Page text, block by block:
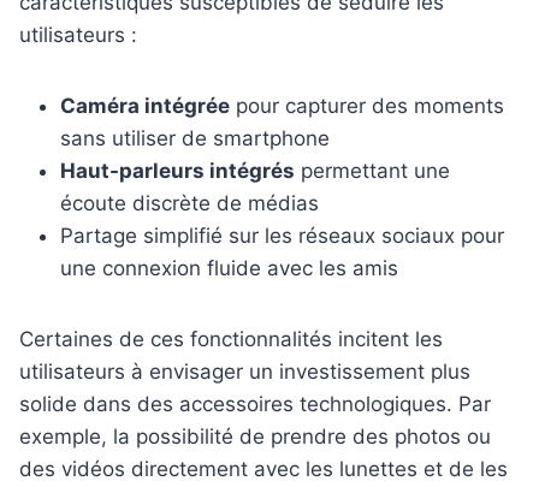
utilisateurs :
Caméra intégrée pour capturer des moments
sans utiliser de smartphone
Haut-parleurs intégrés permettant une
écoute discrète de médias
Partage simplifié sur les réseaux sociaux pour
une connexion fluide avec les amis
Certaines de ces fonctionnalités incitent les
utilisateurs à envisager un investissement plus
solide dans des accessoires technologiques. Par
exemple, la possibilité de prendre des photos ou
des vidéos directement avec les lunettes et de les